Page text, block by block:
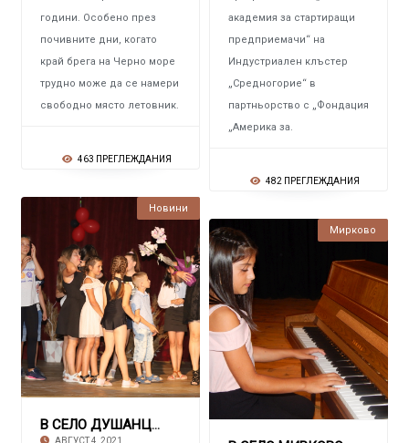
академия за стартиращи
предприемачи“ на
Индустриален клъстер
„Средногорие“ в
партньорство с „Фондация
„Америка за.
482 ПРЕГЛЕЖДАНИЯ
години. Особено през
почивните дни, когато
край брега на Черно море
трудно може да се намери
свободно място летовник.
463 ПРЕГЛЕЖДАНИЯ
Новини
В СЕЛО ДУШАНЦИ Деца организираха концерт „Б
АВГУСТ 4, 2021
Мирково